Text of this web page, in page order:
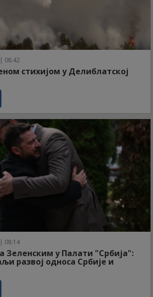
08:42
стихијом у Делиблатској
08:14
Зеленским у Палати "Србија":
развој односа Србије и